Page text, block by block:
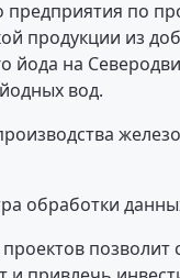
предприятия по
продукции из
йода на
вод.
обработки
позволит